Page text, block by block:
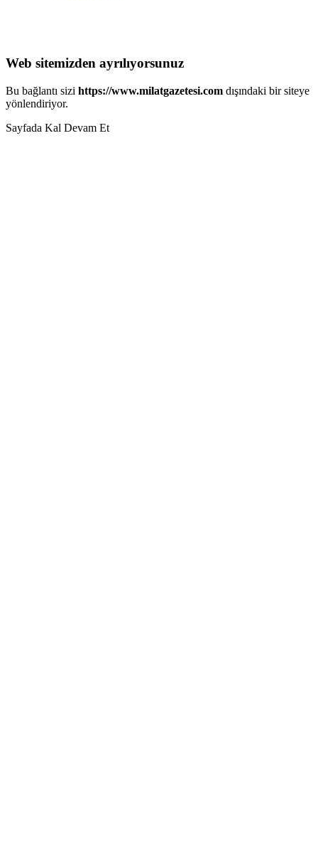
Web sitemizden ayrılıyorsunuz
Bu bağlantı sizi https://www.milatgazetesi.com dışındaki bir siteye
yönlendiriyor.
Sayfada Kal Devam Et